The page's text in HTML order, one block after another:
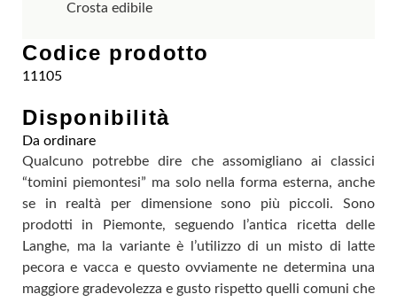
Qualcuno potrebbe dire che assomigliano ai classici
“tomini piemontesi” ma solo nella forma esterna, anche
se in realtà per dimensione sono più piccoli. Sono
prodotti in Piemonte, seguendo l’antica ricetta delle
Langhe, ma la variante è l’utilizzo di un misto di latte
pecora e vacca e questo ovviamente ne determina una
maggiore gradevolezza e gusto rispetto quelli comuni che
Crosta edibile
Codice prodotto
11105
Disponibilità
Da ordinare